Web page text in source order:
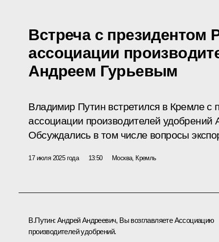
Встреча с президентом
ассоциации
Андреем Гурьевым
Владимир Путин встретился в Кремле с
ассоциации производителей
Обсуждались в том числе вопросы
17 июля 2025 года 13:50 Москва, Кремль
В.Путин: Андрей Андреевич, Вы возглавляете Ассоциацию
производителей удобрений.